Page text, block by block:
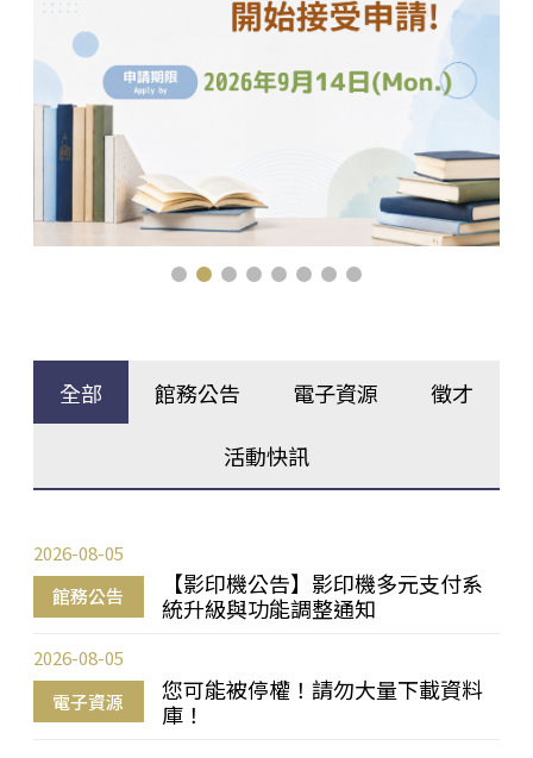
全部 館務公告 電子資源 徵才
活動快訊
館務公告
【影印機公告】影印機多元支付系
統升級與功能調整通知
2026-08-05
電子資源
您可能被停權！請勿大量下載資料
庫！
2026-08-05